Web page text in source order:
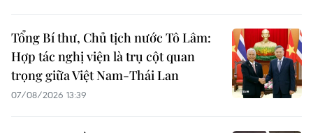
Tổng Bí thư, Chủ tịch nước Tô Lâm:
Hợp tác nghị viện là trụ cột quan
trọng giữa Việt Nam-Thái Lan
07/08/2026 13:39